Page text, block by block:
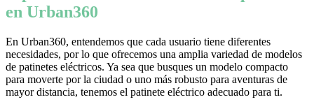
en Urban360
En Urban360, entendemos que cada usuario tiene diferentes
necesidades, por lo que ofrecemos una amplia variedad de modelos
de patinetes eléctricos. Ya sea que busques un modelo compacto
para moverte por la ciudad o uno más robusto para aventuras de
mayor distancia, tenemos el patinete eléctrico adecuado para ti.